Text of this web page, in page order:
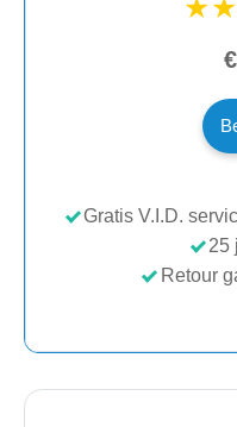
Gratis V.I.D.
25
Retour